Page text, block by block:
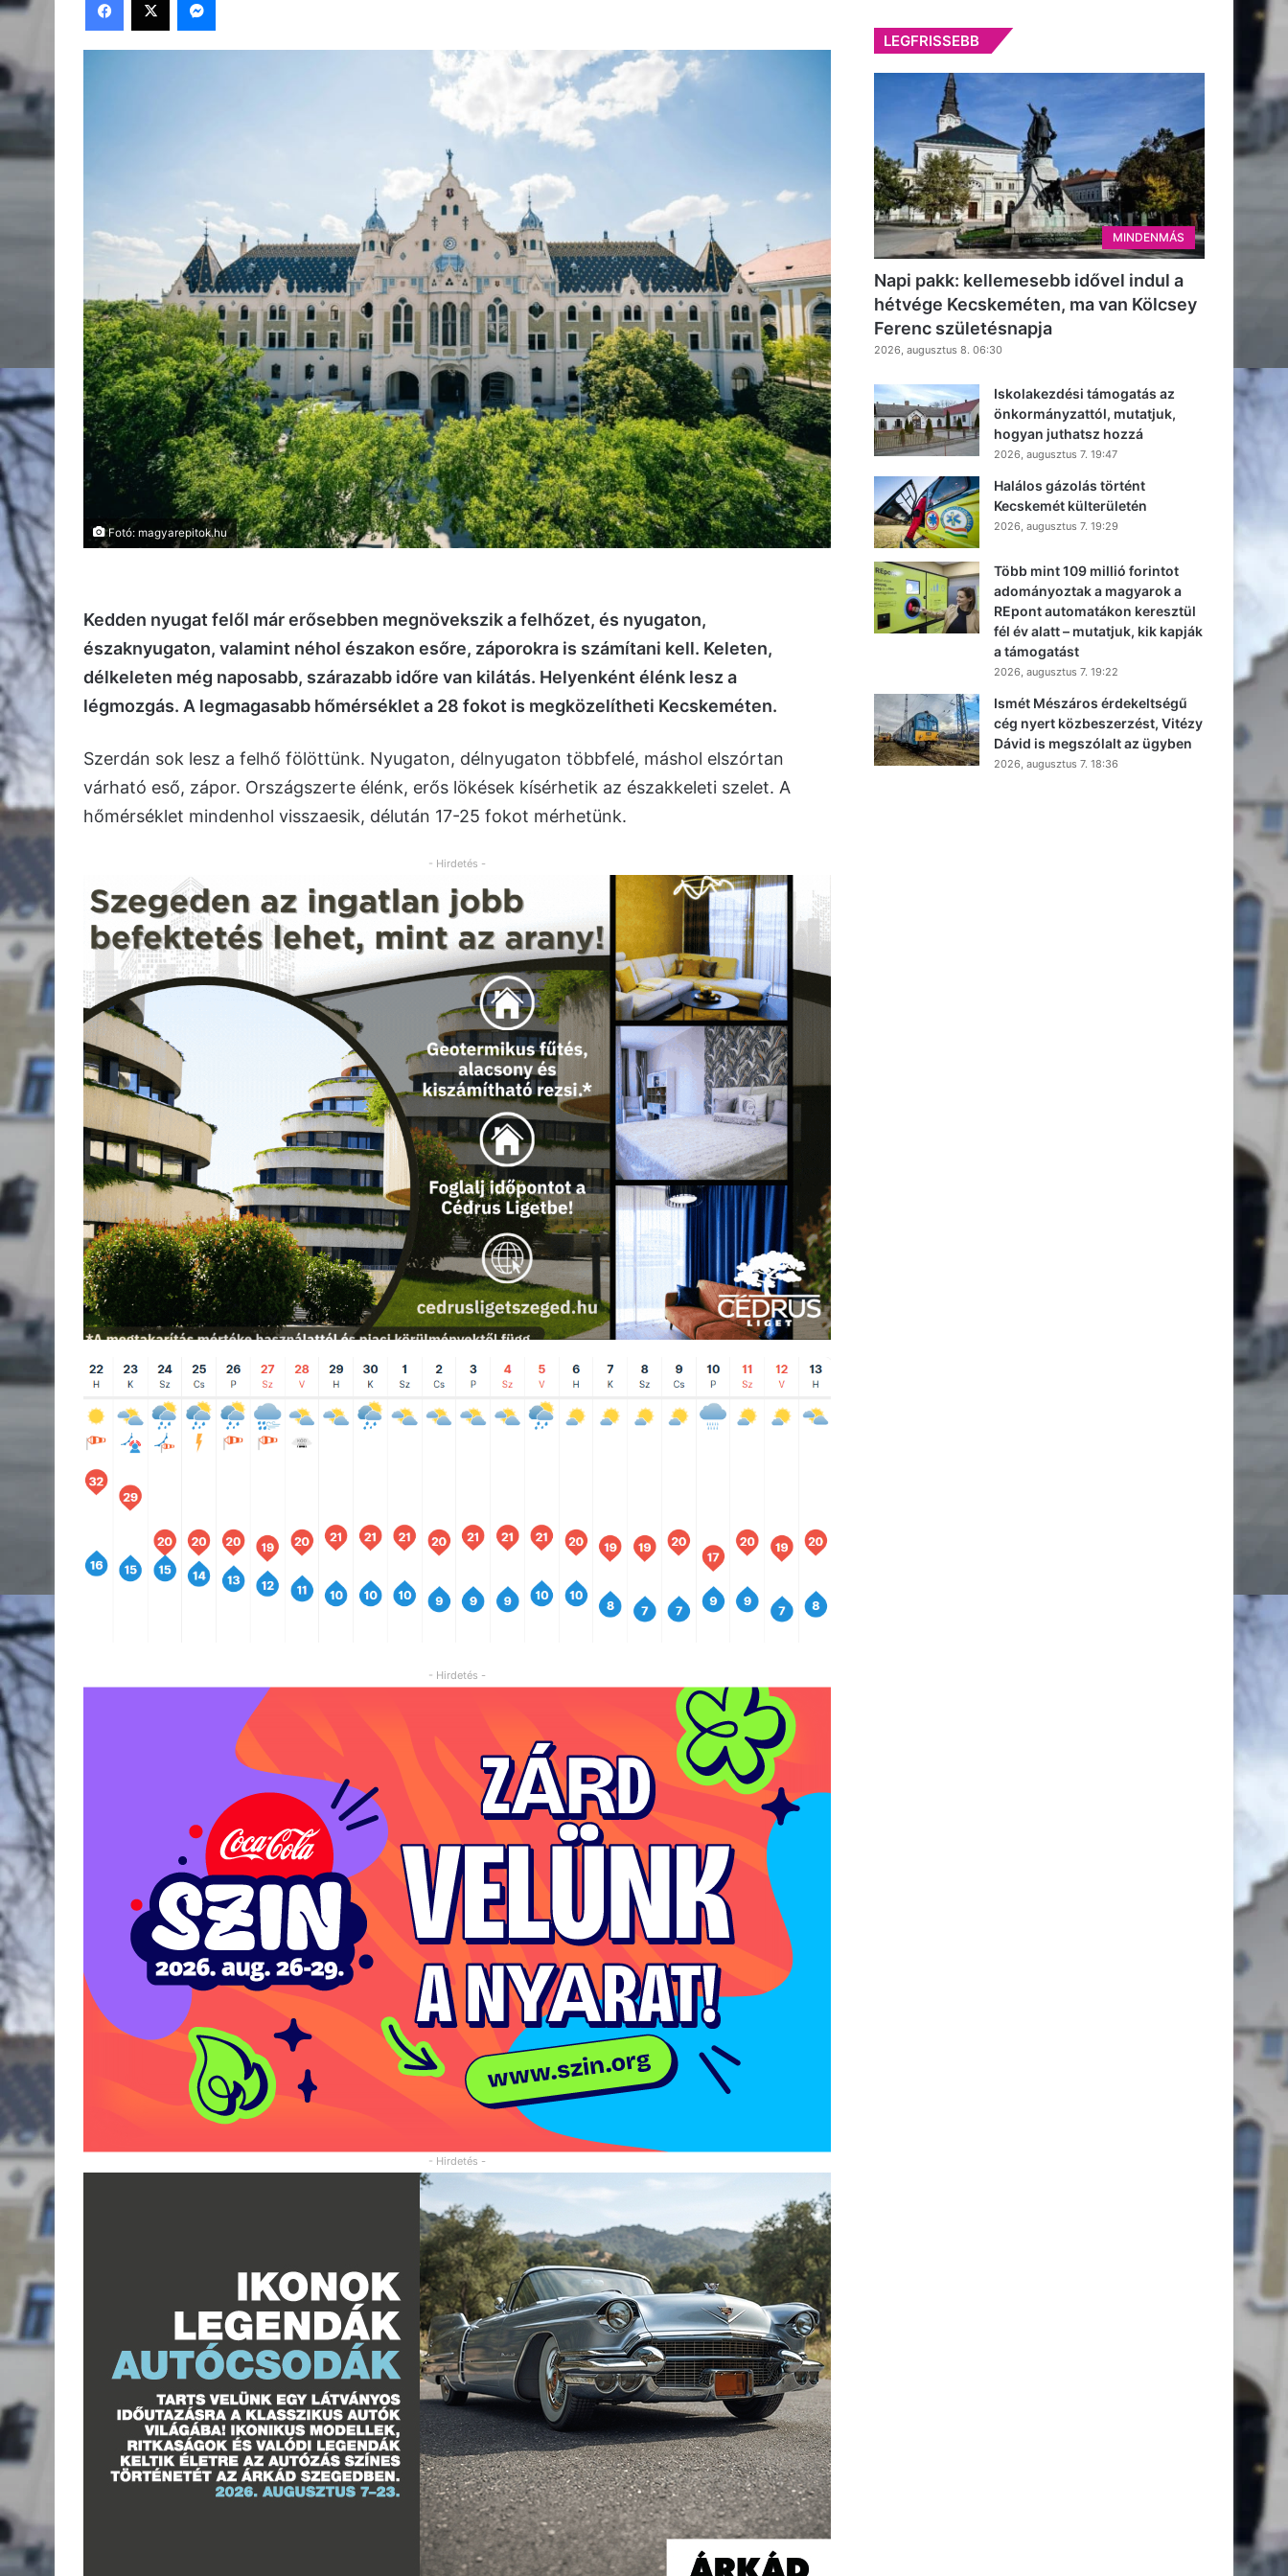
Fotó: magyarepitok.hu
Kedden nyugat felől már erősebben megnövekszik a felhőzet, és nyugaton,
északnyugaton, valamint néhol északon esőre, záporokra is számítani kell. Keleten,
délkeleten még naposabb, szárazabb időre van kilátás. Helyenként élénk lesz a
légmozgás. A legmagasabb hőmérséklet a 28 fokot is megközelítheti Kecskeméten.
Szerdán sok lesz a felhő fölöttünk. Nyugaton, délnyugaton többfelé, máshol elszórtan
várható eső, zápor. Országszerte élénk, erős lökések kísérhetik az északkeleti szelet. A
hőmérséklet mindenhol visszaesik, délután 17-25 fokot mérhetünk.
- Hirdetés -
- Hirdetés -
- Hirdetés -
LEGFRISSEBB
MINDENMÁS
Napi pakk: kellemesebb idővel indul a
hétvége Kecskeméten, ma van Kölcsey
Ferenc születésnapja
2026, augusztus 8. 06:30
Iskolakezdési támogatás az
önkormányzattól, mutatjuk,
hogyan juthatsz hozzá
2026, augusztus 7. 19:47
Halálos gázolás történt
Kecskemét külterületén
2026, augusztus 7. 19:29
Több mint 109 millió forintot
adományoztak a magyarok a
REpont automatákon keresztül
fél év alatt – mutatjuk, kik kapják
a támogatást
2026, augusztus 7. 19:22
Ismét Mészáros érdekeltségű
cég nyert közbeszerzést, Vitézy
Dávid is megszólalt az ügyben
2026, augusztus 7. 18:36